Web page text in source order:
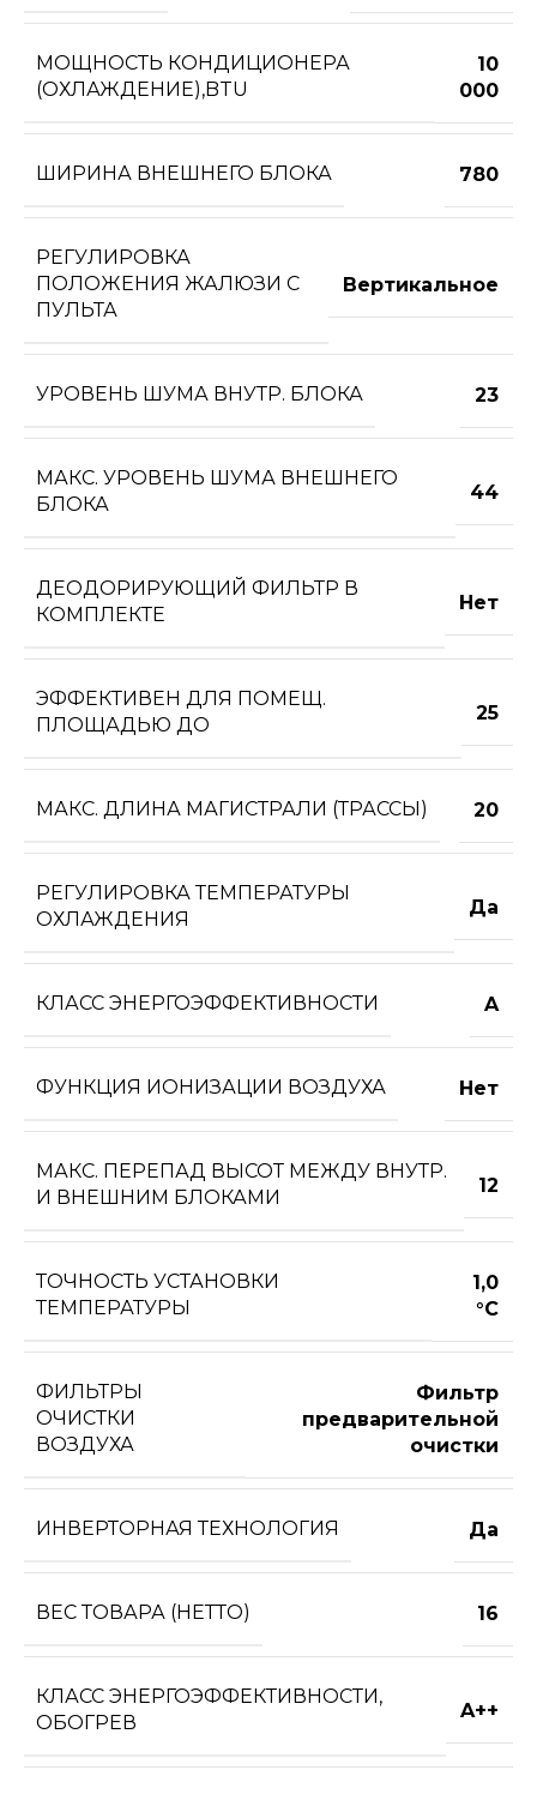
МОЩНОСТЬ КОНДИЦИОНЕРА
(ОХЛАЖДЕНИЕ),BTU
10
000
ШИРИНА ВНЕШНЕГО БЛОКА 780
РЕГУЛИРОВКА
ПОЛОЖЕНИЯ ЖАЛЮЗИ С
ПУЛЬТА
Вертикальное
УРОВЕНЬ ШУМА ВНУТР. БЛОКА 23
МАКС. УРОВЕНЬ ШУМА ВНЕШНЕГО
БЛОКА
44
ДЕОДОРИРУЮЩИЙ ФИЛЬТР В
КОМПЛЕКТЕ
Нет
ЭФФЕКТИВЕН ДЛЯ ПОМЕЩ.
ПЛОЩАДЬЮ ДО
25
МАКС. ДЛИНА МАГИСТРАЛИ (ТРАССЫ) 20
РЕГУЛИРОВКА ТЕМПЕРАТУРЫ
ОХЛАЖДЕНИЯ
Да
КЛАСС ЭНЕРГОЭФФЕКТИВНОСТИ A
ФУНКЦИЯ ИОНИЗАЦИИ ВОЗДУХА Нет
МАКС. ПЕРЕПАД ВЫСОТ МЕЖДУ ВНУТР.
И ВНЕШНИМ БЛОКАМИ
12
ТОЧНОСТЬ УСТАНОВКИ
ТЕМПЕРАТУРЫ
1,0
°С
ФИЛЬТРЫ
ОЧИСТКИ
ВОЗДУХА
Фильтр
предварительной
очистки
ИНВЕРТОРНАЯ ТЕХНОЛОГИЯ Да
ВЕС ТОВАРА (НЕТТО) 16
КЛАСС ЭНЕРГОЭФФЕКТИВНОСТИ,
ОБОГРЕВ
A++